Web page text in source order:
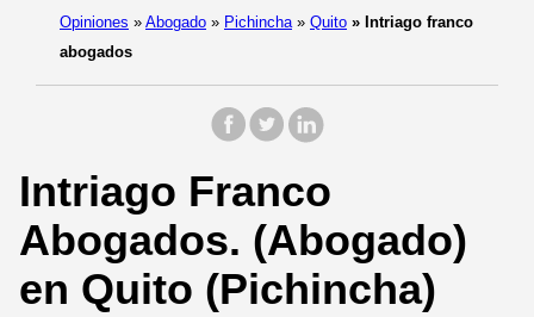
Opiniones » Abogado » Pichincha » Quito » Intriago franco
abogados
Intriago Franco
Abogados. (Abogado)
en Quito (Pichincha)